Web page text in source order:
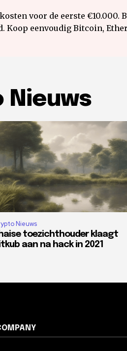
voor de eerste €10.000.
eenvoudig Bitcoin,
Nieuws
Nieuws
toezichthouder klaagt
aan na hack in 2021